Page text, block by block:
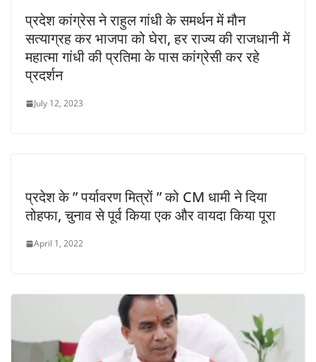
प्रदेश कांग्रेस ने राहुल गांधी के समर्थन में मौन
सत्याग्रह कर भाजपा को घेरा, हर राज्य की राजधानी में
महात्मा गांधी की प्रतिमा के पास कांग्रेसी कर रहे
प्रदर्शन
July 12, 2023
प्रदेश के ” पर्यावरण मित्रों ” को CM धामी ने दिया
तोहफा, चुनाव से पूर्व किया एक और वायदा किया पूरा
April 1, 2022